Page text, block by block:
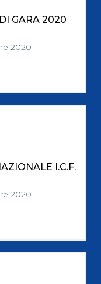
GARA 2020
2020
I.C.F.
2020